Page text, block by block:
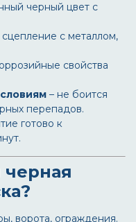
черный цвет с
сцепление с металлом,
свойства
– не боится
перепадов.
готово к
черная
ворота, ограждения.